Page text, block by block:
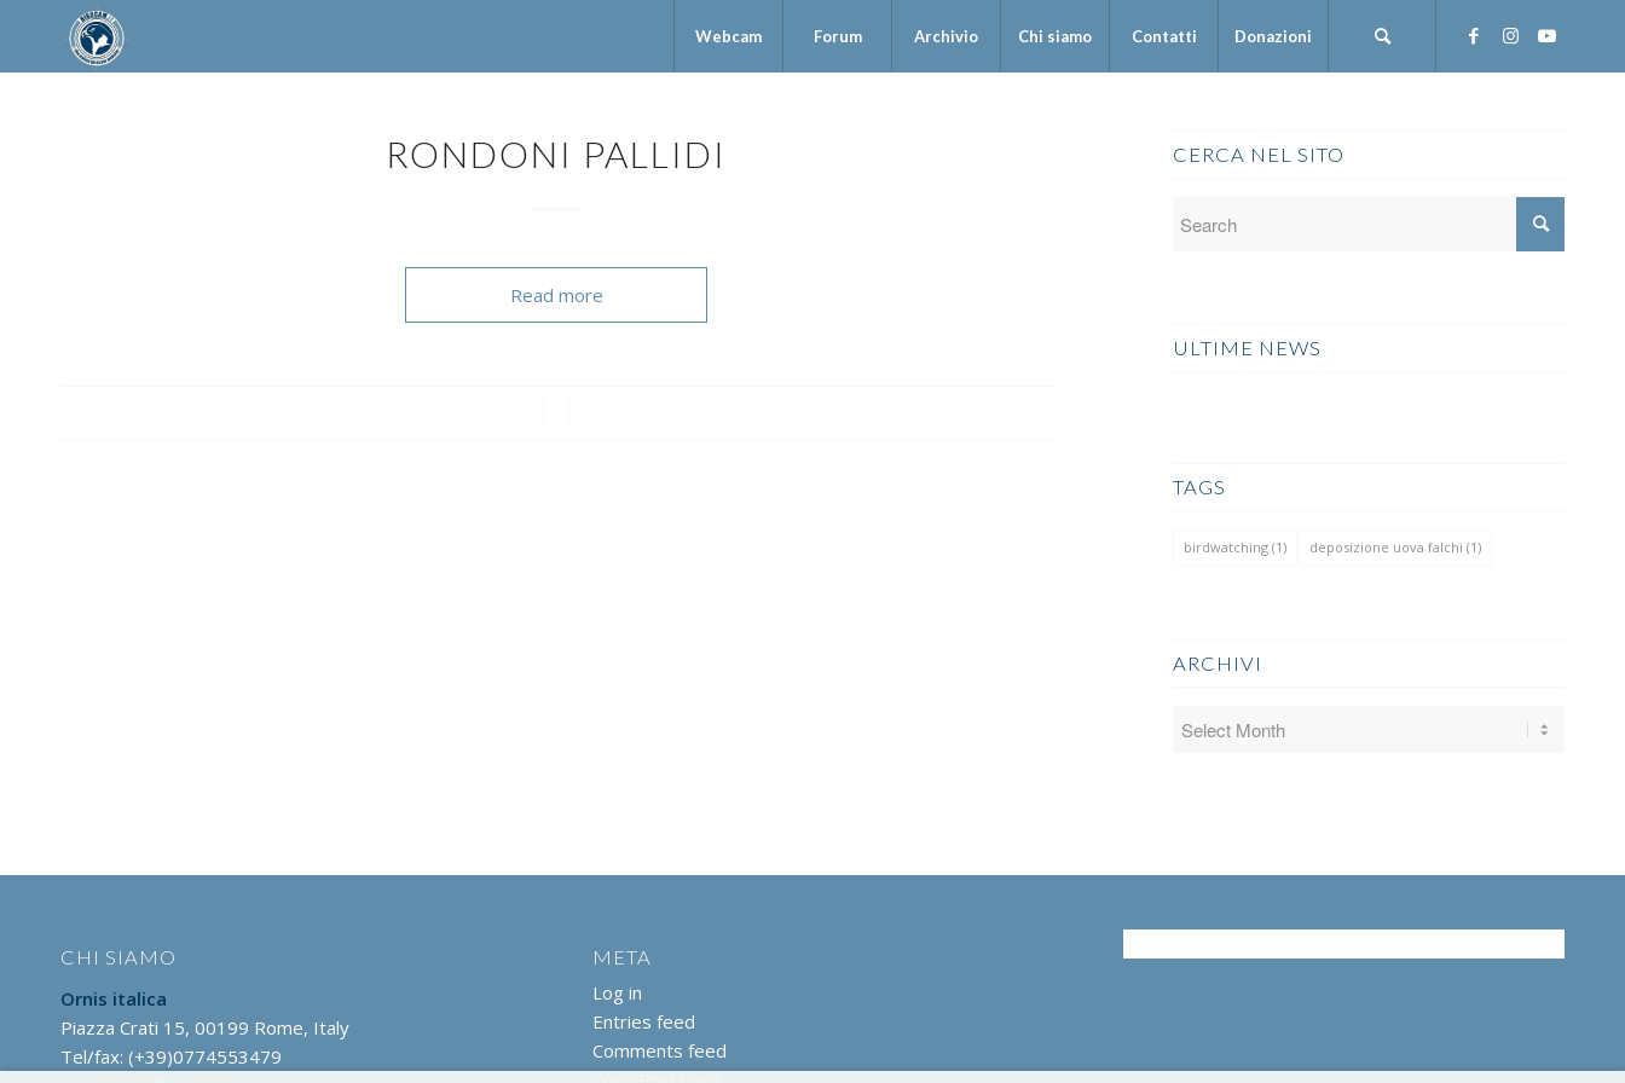
Webcam Forum Archivio Chi siamo Contatti Donazioni
RONDONI PALLIDI
Read more
CERCA NEL SITO
ULTIME NEWS
TAGS
birdwatching(1) deposizione uova falchi (1)
ARCHIVI
CHI SIAMO
Ornis italica
Piazza Crati 15, 00199 Rome, Italy
Tel/fax: (+39)0774553479
META
Log in
Entries feed
Comments feed